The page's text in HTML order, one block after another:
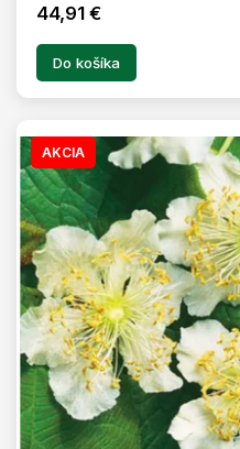
44,91 €
Do košíka
AKCIA